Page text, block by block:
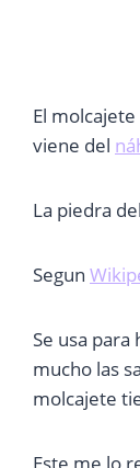
El
viene del
La piedra
Segun
Se usa
mucho las
molcajete
Este me lo